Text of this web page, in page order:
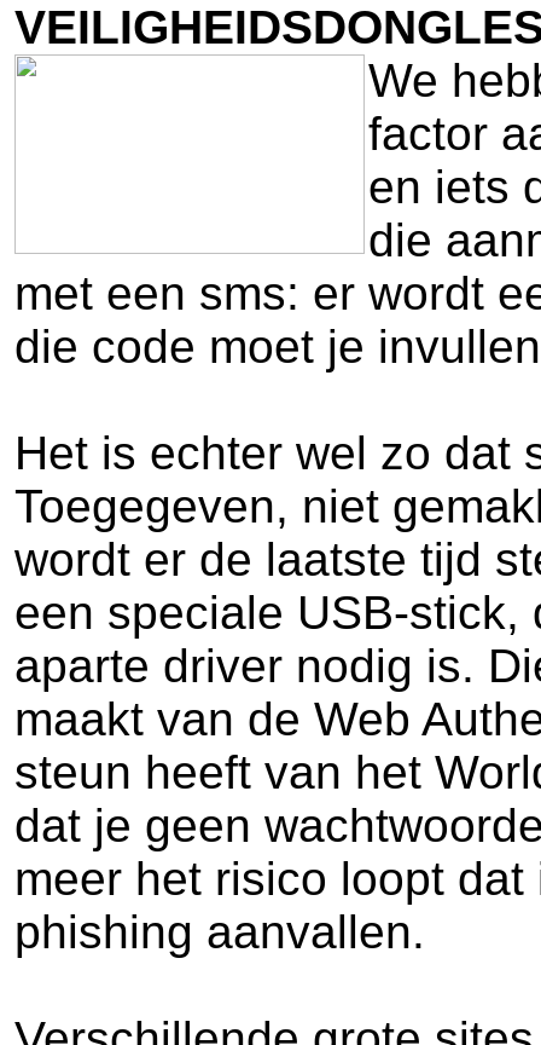
We
factor
en iets
die
met een sms: er wordt
die code moet je
Het is echter wel zo dat
Toegegeven, niet
wordt er de laatste tijd
een speciale USB-
aparte driver nodig is.
maakt van de Web
steun heeft van het
dat je geen
meer het risico loopt
phishing aanvallen.